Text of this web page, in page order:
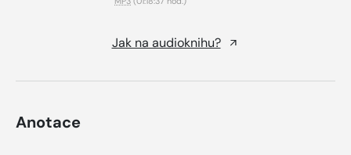
Jak na audioknihu?
Anotace